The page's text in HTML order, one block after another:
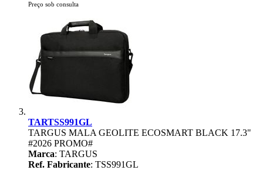
Preço sob consulta
TARTSS991GL
TARGUS MALA GEOLITE ECOSMART BLACK 17.3"
#2026 PROMO#
Marca: TARGUS
Ref. Fabricante: TSS991GL